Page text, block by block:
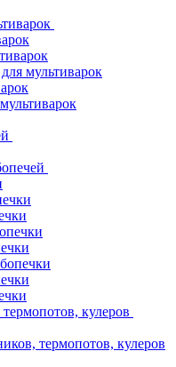
мультиварок
кулеров
термопотов, кулеров